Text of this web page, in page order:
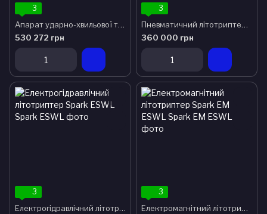
3
Апарат ударно-хвильової терапії RSWP-1
530 272 грн
3
Пневматичний літотриптер Lithobox
360 000 грн
3
Електрогідравлічний літотриптер Spark ESWL
3
Електромагнітний літотриптер Spark EM ESWL